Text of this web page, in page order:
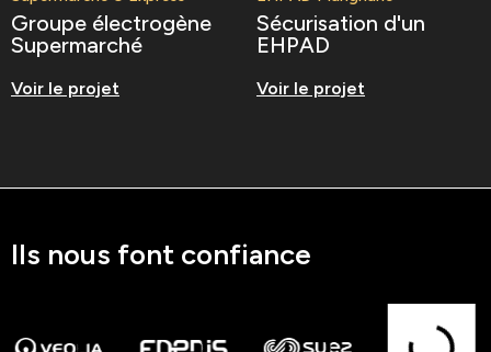
Groupe électrogène
Supermarché
Voir le projet
Sécurisation d'un
EHPAD
Voir le projet
Ils nous font confiance